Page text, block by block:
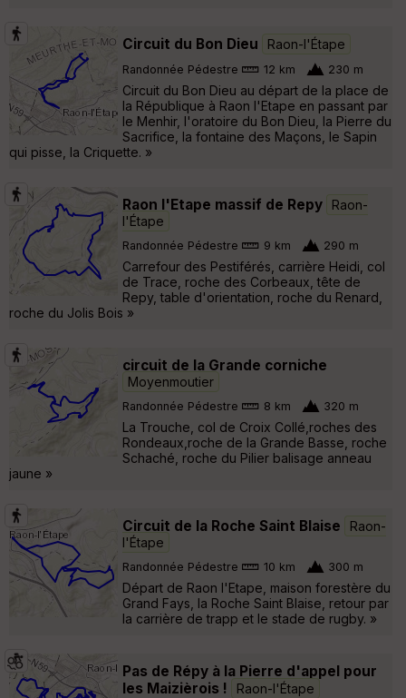
Circuit du Bon Dieu Raon-l'Étape
Randonnée Pédestre 12 km 230 m
Circuit du Bon Dieu au départ de la place de
la République à Raon l'Etape en passant par
le Menhir, l'oratoire du Bon Dieu, la Pierre du
Sacrifice, la fontaine des Maçons, le Sapin
qui pisse, la Criquette. »
Raon l'Etape massif de Repy
Raon-
l'Étape
Randonnée Pédestre 9 km 290 m
Carrefour des Pestiférés, carrière Heidi, col
de Trace, roche des Corbeaux, tête de
Repy, table d'orientation, roche du Renard,
roche du Jolis Bois »
circuit de la Grande corniche
Moyenmoutier
Randonnée Pédestre 8 km 320 m
La Trouche, col de Croix Collé,roches des
Rondeaux,roche de la Grande Basse, roche
Schaché, roche du Pilier balisage anneau
jaune »
Circuit de la Roche Saint Blaise
Raon-
l'Étape
Randonnée Pédestre 10 km 300 m
Départ de Raon l'Etape, maison forestère du
Grand Fays, la Roche Saint Blaise, retour par
la carrière de trapp et le stade de rugby. »
Pas de Répy à la Pierre d'appel pour
les Maizièrois !
Raon-l'Étape